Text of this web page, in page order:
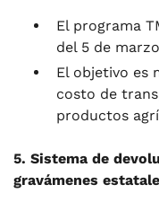
El programa
del 5 de
El objetivo es
costo de
productos
5. Sistema de
gravámenes